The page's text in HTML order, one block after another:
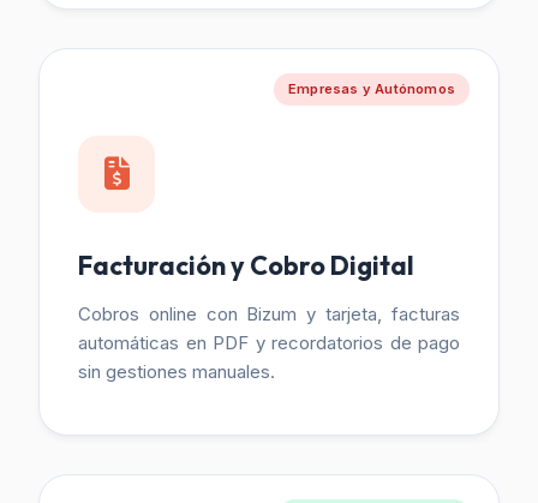
Empresas y Autónomos
Facturación y Cobro Digital
Cobros online con Bizum y tarjeta, facturas
automáticas en PDF y recordatorios de pago
sin gestiones manuales.